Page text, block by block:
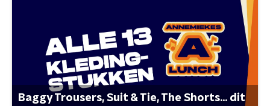
Baggy Trousers, Suit & Tie, The Shorts... dit